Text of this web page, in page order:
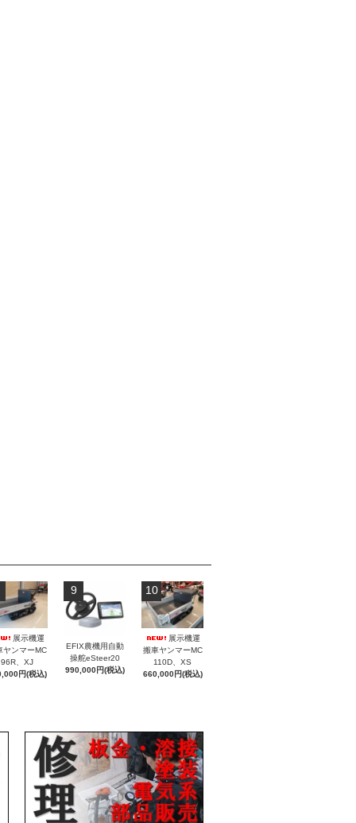
展示機運
ヤンマーMC
96R、XJ
円(税込)
9
EFIX農機用自動
操舵eSteer20
990,000円(税込)
10
展示機運
搬車ヤンマーMC
110D、XS
660,000円(税込)